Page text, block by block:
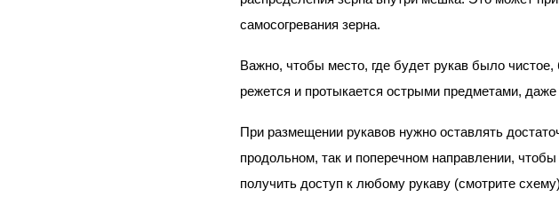
самосогревания зерна.
Важно, чтобы место, где будет рукав было чистое,
режется и протыкается острыми предметами,
При размещении рукавов нужно оставлять
продольном, так и поперечном направлении,
получить доступ к любому рукаву (смотрите